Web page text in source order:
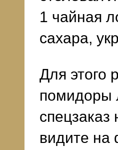
1 чайная
сахара,
Для этого
помидоры
видите